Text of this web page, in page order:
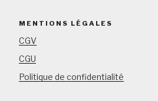
MENTIONS LÉGALES
CGV
CGU
Politique de confidentialité